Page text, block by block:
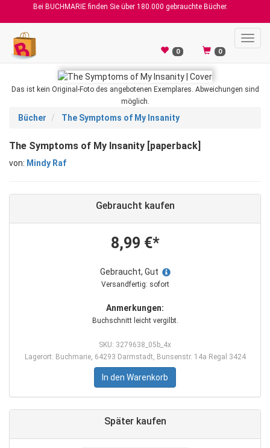
Bei BUCHMARIE finden Sie über 180.000 gebrauchte Bücher.
0 0
Das ist kein Original-Foto des angebotenen Exemplares. Abweichungen sind
möglich.
Bücher The Symptoms of My Insanity
The Symptoms of My Insanity [paperback]
von: Mindy Raf
Gebraucht kaufen
8,99 €*
Gebraucht, Gut
Versandfertig: sofort
Anmerkungen:
Buchschnitt leicht vergilbt.
SKU: 3279638_05b_4x
Lagerort: Buchmarie, 64293 Darmstadt, Bunsenstr. 14a Regal 3424
In den Warenkorb
Später kaufen